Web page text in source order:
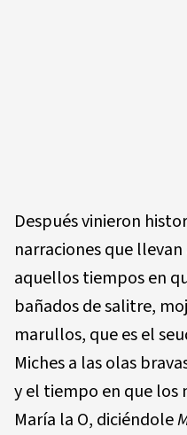
Después vinieron
narraciones que
aquellos tiempos en
bañados de salitre,
marullos, que es el
Miches a las olas
y el tiempo en que los
María la O, diciéndole